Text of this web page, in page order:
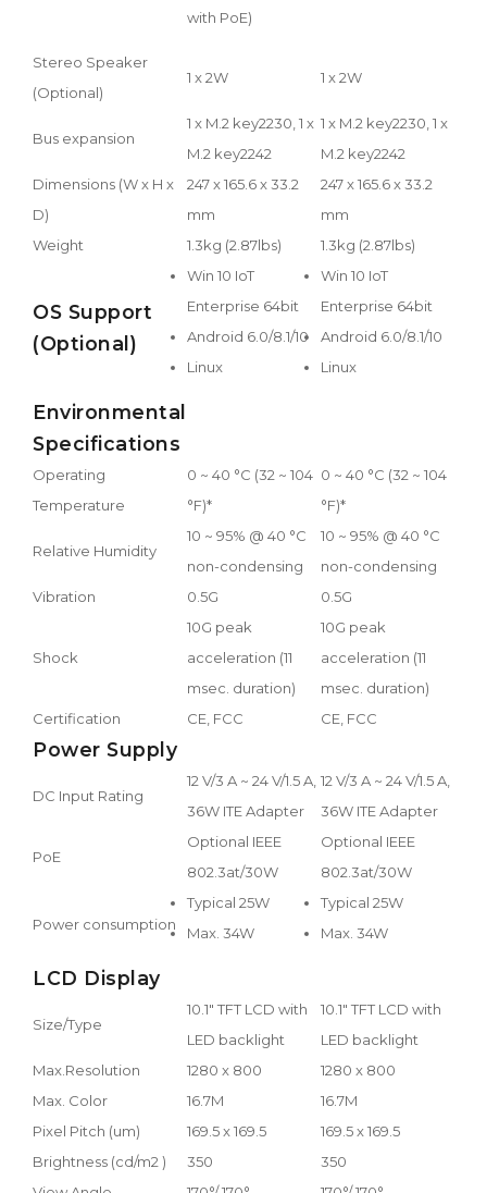
with PoE)
Stereo Speaker
(Optional)
1 x 2W 1 x 2W
Bus expansion
1 x M.2 key2230, 1 x
M.2 key2242
1 x M.2 key2230, 1 x
M.2 key2242
Dimensions (W x H x
D)
247 x 165.6 x 33.2
mm
247 x 165.6 x 33.2
mm
Weight
1.3kg (2.87lbs) 1.3kg (2.87lbs)
OS Support
(Optional)
Win 10 IoT
Enterprise 64bit
Android 6.0/8.1/10
Linux
Win 10 IoT
Enterprise 64bit
Android 6.0/8.1/10
Linux
Environmental
Specifications
Operating
Temperature
0 ~ 40 °C (32 ~ 104
°F)*
0 ~ 40 °C (32 ~ 104
°F)*
Relative Humidity
10 ~ 95% @ 40 °C
non-condensing
10 ~ 95% @ 40 °C
non-condensing
Vibration
0.5G 0.5G
Shock
10G peak
acceleration (11
msec. duration)
10G peak
acceleration (11
msec. duration)
Certification
CE, FCC CE, FCC
Power Supply
DC Input Rating
12 V/3 A ~ 24 V/1.5 A,
36W ITE Adapter
12 V/3 A ~ 24 V/1.5 A,
36W ITE Adapter
PoE
Optional IEEE
802.3at/30W
Optional IEEE
802.3at/30W
Power consumption
Typical 25W
Max. 34W
Typical 25W
Max. 34W
LCD Display
Size/Type
10.1" TFT LCD with
LED backlight
10.1" TFT LCD with
LED backlight
Max.Resolution
1280 x 800
1280 x 800
Max. Color
16.7M
16.7M
Pixel Pitch (um)
169.5 x 169.5
169.5 x 169.5
Brightness (cd/m2 )
350
350